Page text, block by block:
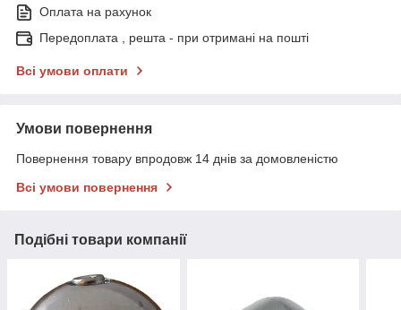
Оплата на рахунок
Передоплата , решта - при отримані на пошті
Всі умови оплати
Умови повернення
Повернення товару впродовж 14 днів за домовленістю
Всі умови повернення
Подібні товари компанії